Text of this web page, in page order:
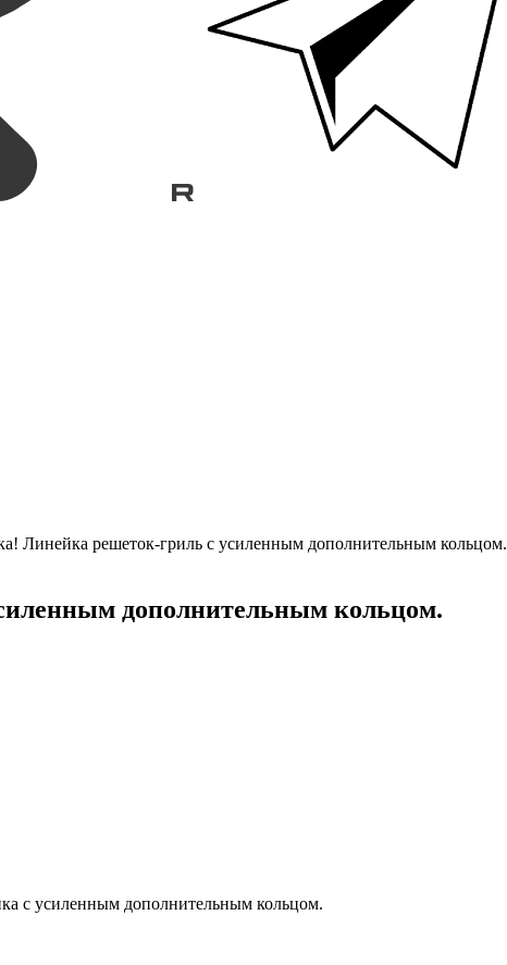
Линейка решеток-гриль с усиленным дополнительным кольцом.
дополнительным кольцом.
с усиленным дополнительным кольцом.